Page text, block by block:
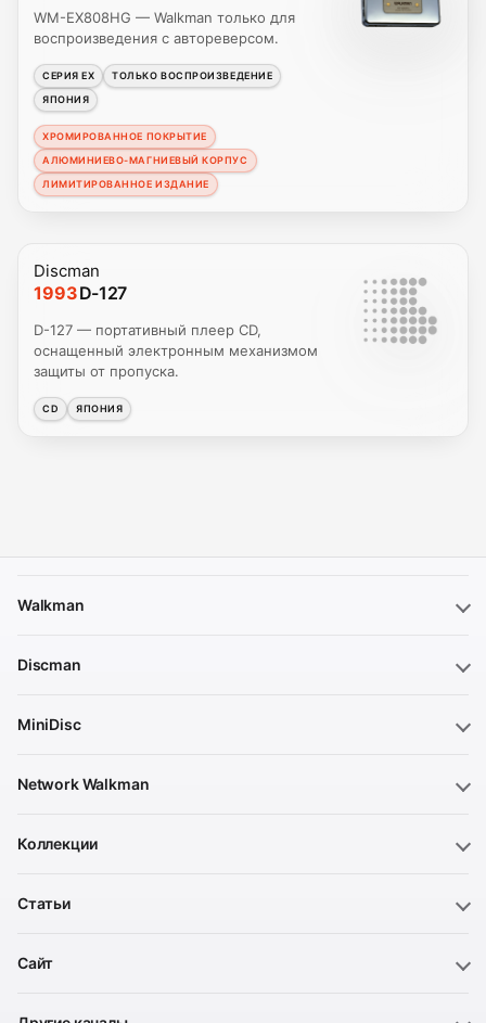
WM-EX808HG — Walkman только для
воспроизведения с автореверсом.
СЕРИЯ EX
ТОЛЬКО ВОСПРОИЗВЕДЕНИЕ
ЯПОНИЯ
ХРОМИРОВАННОЕ ПОКРЫТИЕ
АЛЮМИНИЕВО-МАГНИЕВЫЙ КОРПУС
ЛИМИТИРОВАННОЕ ИЗДАНИЕ
Discman
1993D-127
D-127 — портативный плеер CD,
оснащенный электронным механизмом
защиты от пропуска.
CD ЯПОНИЯ
Walkman
Discman
MiniDisc
Network Walkman
Коллекции
Статьи
Сайт